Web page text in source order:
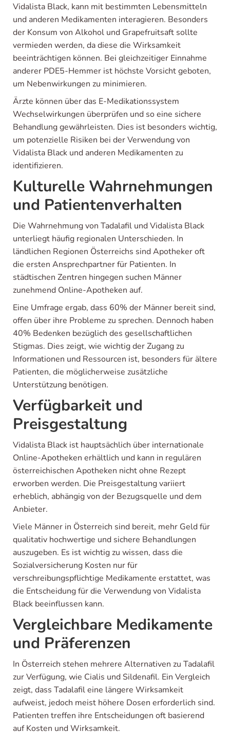
Vidalista Black, kann mit bestimmten Lebensmitteln
und anderen Medikamenten interagieren. Besonders
der Konsum von Alkohol und Grapefruitsaft sollte
vermieden werden, da diese die Wirksamkeit
beeinträchtigen können. Bei gleichzeitiger Einnahme
anderer PDE5-Hemmer ist höchste Vorsicht geboten,
um Nebenwirkungen zu minimieren.
Ärzte können über das E-Medikationssystem
Wechselwirkungen überprüfen und so eine sichere
Behandlung gewährleisten. Dies ist besonders wichtig,
um potenzielle Risiken bei der Verwendung von
Vidalista Black und anderen Medikamenten zu
identifizieren.
Kulturelle Wahrnehmungen
und Patientenverhalten
Die Wahrnehmung von Tadalafil und Vidalista Black
unterliegt häufig regionalen Unterschieden. In
ländlichen Regionen Österreichs sind Apotheker oft
die ersten Ansprechpartner für Patienten. In
städtischen Zentren hingegen suchen Männer
zunehmend Online-Apotheken auf.
Eine Umfrage ergab, dass 60% der Männer bereit sind,
offen über ihre Probleme zu sprechen. Dennoch haben
40% Bedenken bezüglich des gesellschaftlichen
Stigmas. Dies zeigt, wie wichtig der Zugang zu
Informationen und Ressourcen ist, besonders für ältere
Patienten, die möglicherweise zusätzliche
Unterstützung benötigen.
Verfügbarkeit und
Preisgestaltung
Vidalista Black ist hauptsächlich über internationale
Online-Apotheken erhältlich und kann in regulären
österreichischen Apotheken nicht ohne Rezept
erworben werden. Die Preisgestaltung variiert
erheblich, abhängig von der Bezugsquelle und dem
Anbieter.
Viele Männer in Österreich sind bereit, mehr Geld für
qualitativ hochwertige und sichere Behandlungen
auszugeben. Es ist wichtig zu wissen, dass die
Sozialversicherung Kosten nur für
verschreibungspflichtige Medikamente erstattet, was
die Entscheidung für die Verwendung von Vidalista
Black beeinflussen kann.
Vergleichbare Medikamente
und Präferenzen
In Österreich stehen mehrere Alternativen zu Tadalafil
zur Verfügung, wie Cialis und Sildenafil. Ein Vergleich
zeigt, dass Tadalafil eine längere Wirksamkeit
aufweist, jedoch meist höhere Dosen erforderlich sind.
Patienten treffen ihre Entscheidungen oft basierend
auf Kosten und Wirksamkeit.